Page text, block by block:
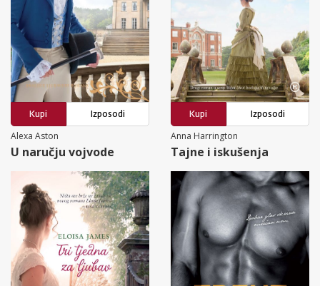
Kupi
Izposodi
Alexa Aston
U naručju vojvode
Kupi
Izposodi
Anna Harrington
Tajne i iskušenja